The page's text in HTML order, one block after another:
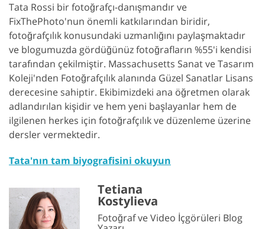
Tata Rossi bir fotoğrafçı-danışmandır ve
FixThePhoto'nun önemli katkılarından biridir,
fotoğrafçılık konusundaki uzmanlığını paylaşmaktadır
ve blogumuzda gördüğünüz fotoğrafların %55'i kendisi
tarafından çekilmiştir. Massachusetts Sanat ve Tasarım
Koleji'nden Fotoğrafçılık alanında Güzel Sanatlar Lisans
derecesine sahiptir. Ekibimizdeki ana öğretmen olarak
adlandırılan kişidir ve hem yeni başlayanlar hem de
ilgilenen herkes için fotoğrafçılık ve düzenleme üzerine
dersler vermektedir.
Tata'nın tam biyografisini okuyun
Tetiana
Kostylieva
Fotoğraf ve Video İçgörüleri Blog